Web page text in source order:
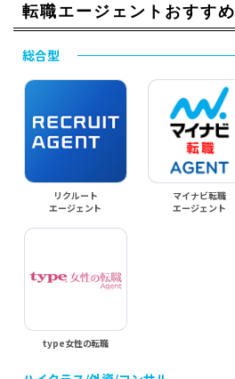
転職エージェントおすすめ
総合型
リクルート
エージェント
マイナビ転職
エージェント
type女性の転職